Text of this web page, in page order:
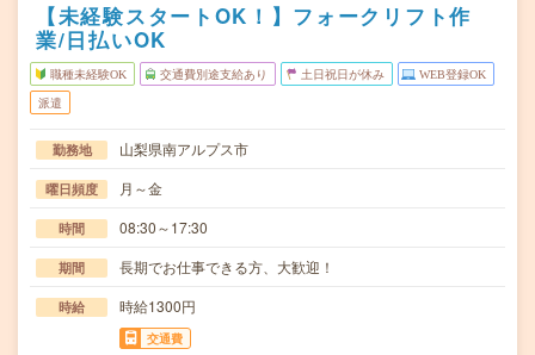
【未経験スタートOK！】フォークリフト作
業/日払いOK
職種未経験OK 交通費別途支給あり 土日祝日が休み WEB登録OK
派遣
勤務地 山梨県南アルプス市
曜日頻度 月～金
時間 08:30～17:30
期間 長期でお仕事できる方、大歓迎！
時給 時給1300円
交通費